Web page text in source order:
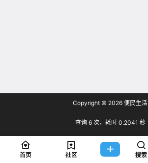
Copyright © 2026 便民生活
查询 6 次，耗时 0.2041 秒
首页 社区 搜索